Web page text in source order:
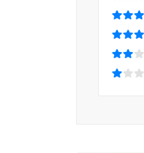
100세 이상
생태계 파괴
정보의 홍수